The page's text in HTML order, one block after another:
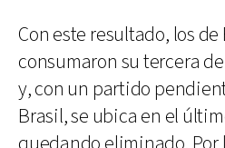
Con este resultado, los
consumaron su tercera
y, con un partido
Brasil, se ubica en el